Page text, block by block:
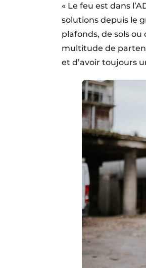
« Le feu est dans
solutions depuis le
plafonds, de sols
multitude de
et d’avoir toujours